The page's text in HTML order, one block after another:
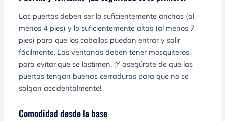
Las puertas deben ser lo suficientemente anchas (al
menos 4 pies) y lo suficientemente altas (al menos 7
pies) para que los caballos puedan entrar y salir
fácilmente. Las ventanas deben tener mosquiteros
para evitar que se lastimen. ¡Y asegúrate de que las
puertas tengan buenas cerraduras para que no se
salgan accidentalmente!
Comodidad desde la base